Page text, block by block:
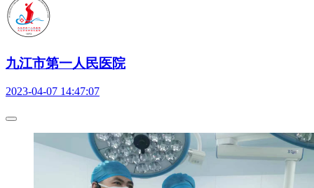
九江市第一人民医院
2023-04-07 14:47:07